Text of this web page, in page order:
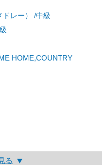
ドレー） /中級
HOME,COUNTRY
る